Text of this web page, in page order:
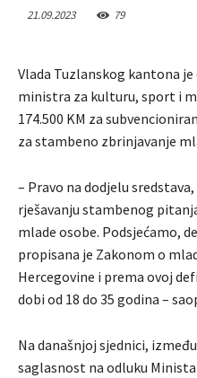
21.09.2023 79
Vlada Tuzlanskog kantona
ministra za kulturu, sport i
174.500 KM za
za stambeno zbrinjavanje
– Pravo na dodjelu
rješavanju stambenog
mlade osobe. Podsjećamo,
propisana je Zakonom o
Hercegovine i prema ovoj
dobi od 18 do 35 godina –
Na današnjoj sjednici,
saglasnost na odluku